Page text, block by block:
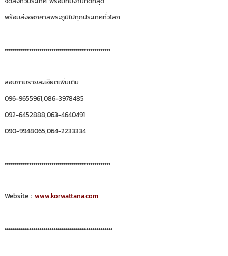
พร้อมส่งออกศาลพระภูมิไปทุกประเทศทั่วโลก
••••••••••••••••••••••••••••••••••••••••••••••••••••
สอบถามรายละเอียดเพิ่มเติม
096-9655961,086-3978485
092-6452888,063-4640491
090-9948065,064-2233334
••••••••••••••••••••••••••••••••••••••••••••••••••••
Website :www.korwattana.com
•••••••••••••••••••••••••••••••••••••••••••••••••••••